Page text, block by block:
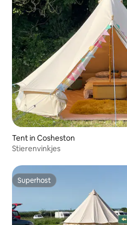
Tent in Cosheston
Stierenvinkjes
Superhost
Superhost